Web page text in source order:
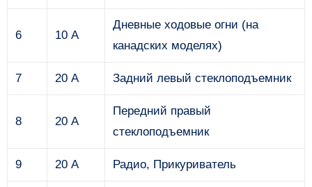
6 10 А
Дневные ходовые огни (на
канадских моделях)
7 20 А Задний левый стеклоподъемник
8 20 А
Передний правый
стеклоподъемник
9 20 А Радио, Прикуриватель